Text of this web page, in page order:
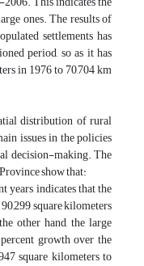
ones. The results of
settlements has
period, so as it has
in 1976 to 70,704 km
distribution of rural
issues in the policies
decision-making. The
show that:
years indicates that the
square kilometers
other hand, the large
growth over the
square kilometers to